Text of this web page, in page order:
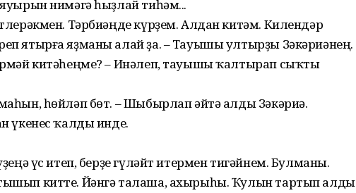
нимәгә һыҙлай тиһәм...
Тәрбиәңде күрҙем. Алдан китәм. Килендәр
ятырға яҙманы алай ҙа. – Тауышы ултырҙы Зәкәриәнең.
китәһеңме? – Инәлеп, тауышы ҡалтырап сыҡты
һөйләп бөт. – Шыбырлап әйтә алды Зәкәриә.
үкенес ҡалды инде.
үс итеп, берҙе гүләйт итермен тигәйнем. Булманы.
китте. Йәнгә талаша, ахырыһы. Ҡулын тартып алды